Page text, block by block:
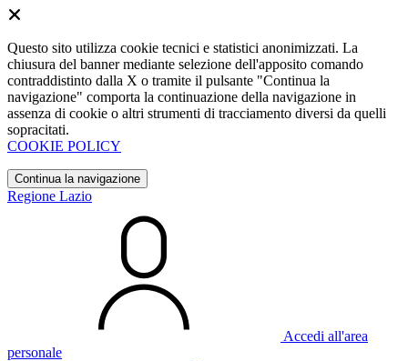
Questo sito utilizza cookie tecnici e statistici anonimizzati. La
chiusura del banner mediante selezione dell'apposito comando
contraddistinto dalla X o tramite il pulsante "Continua la
navigazione" comporta la continuazione della navigazione in
assenza di cookie o altri strumenti di tracciamento diversi da quelli
sopracitati.
COOKIE POLICY
Continua la navigazione
Regione Lazio
Accedi all'area
personale